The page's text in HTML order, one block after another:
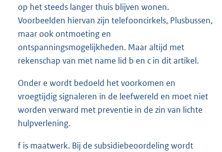
op het steeds langer thuis blijven wonen.
Voorbeelden hiervan zijn telefooncirkels, Plusbussen,
maar ook ontmoeting en
ontspanningsmogelijkheden. Maar altijd met
rekenschap van met name lid b en c in dit artikel.
Onder e wordt bedoeld het voorkomen en
vroegtijdig signaleren in de leefwereld en moet niet
worden verward met preventie in de zin van lichte
hulpverlening.
f is maatwerk. Bij de subsidiebeoordeling wordt